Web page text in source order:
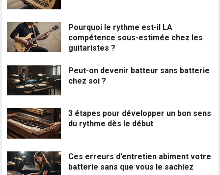
Pourquoi le rythme est-il LA
compétence sous-estimée chez les
guitaristes ?
Peut-on devenir batteur sans batterie
chez soi ?
3 étapes pour développer un bon sens
du rythme dès le début
Ces erreurs d’entretien abîment votre
batterie sans que vous le sachiez